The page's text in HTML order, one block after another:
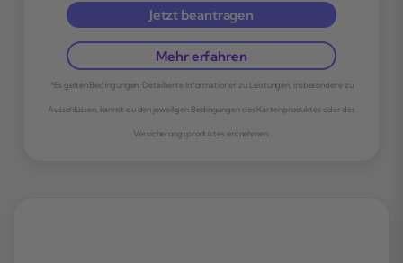
Jetzt beantragen
Mehr erfahren
*Es gelten Bedingungen. Detaillierte Informationen zu Leistungen, insbesondere zu
Ausschlüssen, kannst du den jeweiligen Bedingungen des Kartenproduktes oder des
Versicherungsproduktes entnehmen.